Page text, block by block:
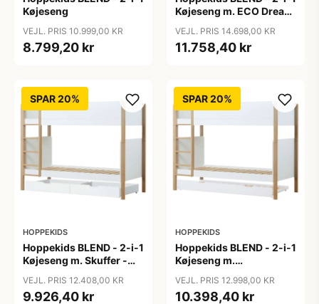
Køjeseng
VEJL. PRIS 10.999,00 KR
8.799,20 kr
Køjeseng m. ECO Dream
Egetræ
VEJL. PRIS 14.698,00 KR
11.758,40 kr
SPAR 20%
HOPPEKIDS
Hoppekids BLEND - 2-i-1
Køjeseng m. Skuffer -
VEJL. PRIS 12.408,00 KR
9.926,40 kr
SPAR 20%
HOPPEKIDS
Hoppekids BLEND - 2-i-1
Køjeseng m.
cm - Egetræ
VEJL. PRIS 12.998,00 KR
10.398,40 kr